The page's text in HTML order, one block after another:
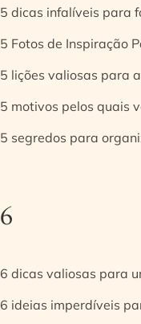
5 dicas infalíveis para
5 Fotos de Inspiração
5 lições valiosas para
5 motivos pelos quais
5 segredos para
6
6 dicas valiosas para
6 ideias imperdíveis